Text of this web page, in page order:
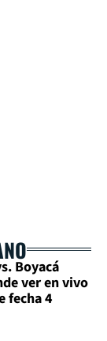
Boyacá
ver en vivo
fecha 4